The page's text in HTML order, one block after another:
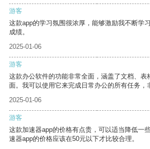
游客
这款app的学习氛围很浓厚，能够激励我不断学
成绩。
2025-01-06
游客
这款办公软件的功能非常全面，涵盖了文档、表
面。我可以使用它来完成日常办公的所有任务，
2025-01-06
游客
这款加速器app的价格有点贵，可以适当降低一
速器app的价格应该在50元以下才比较合理。